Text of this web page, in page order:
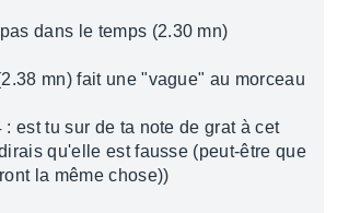
dans le temps (2.30 mn)
mn) fait une "vague" au morceau
: est tu sur de ta note de grat à cet
qu'elle est fausse (peut-être que
la même chose))